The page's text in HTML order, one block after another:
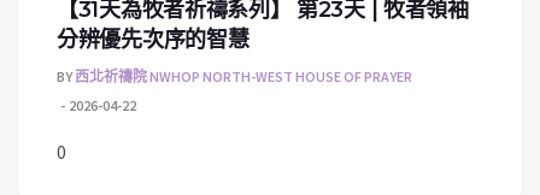
【31天為牧者祈禱系列】 第23天 | 牧者領袖
分辨優先次序的智慧
BY西北祈禱院 NWHOP NORTH-WEST HOUSE OF PRAYER
2026-04-22
0